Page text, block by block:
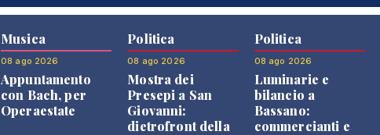
Musica
08 ago 2026
Appuntamento
con Bach, per
Operaestate
Politica
08 ago 2026
Mostra dei
Presepi a San
Giovanni:
dietrofront della
Politica
08 ago 2026
Luminarie e
bilancio a
Bassano:
commercianti e